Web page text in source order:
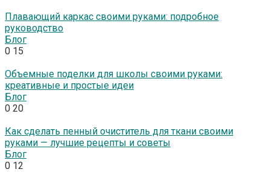
Плавающий каркас своими руками: подробное
руководство
Блог
0 15
Объемные поделки для школы своими руками:
креативные и простые идеи
Блог
0 20
Как сделать пенный очиститель для ткани своими
руками — лучшие рецепты и советы
Блог
0 12